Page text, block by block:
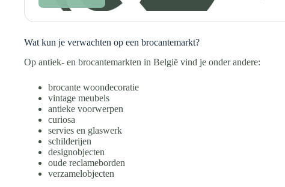
Wat kun je verwachten op een brocantemarkt?
Op antiek- en brocantemarkten in België vind je onder andere:
brocante woondecoratie
vintage meubels
antieke voorwerpen
curiosa
servies en glaswerk
schilderijen
designobjecten
oude reclameborden
verzamelobjecten